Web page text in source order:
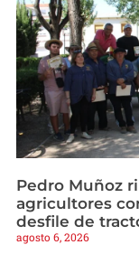
Pedro Muñoz
agricultores
desfile de
agosto 6, 2026